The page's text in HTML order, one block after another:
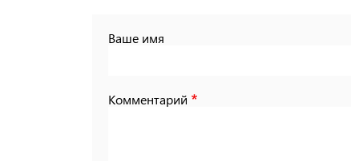
Ваше имя
Комментарий